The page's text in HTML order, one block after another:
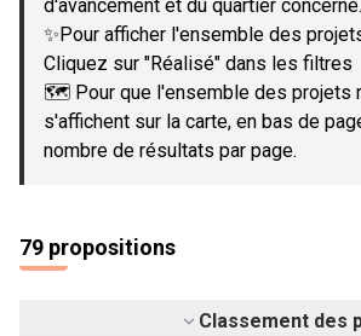
d'avancement et du quartier concerné.
✨Pour afficher l'ensemble des
Cliquez sur "Réalisé" dans les filtres
🗺️ Pour que l'ensemble des projets
s'affichent sur la carte, en bas de
nombre de résultats par page.
79 propositions
Classement des